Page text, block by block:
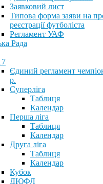
Заявковий лист
Типова форма заяви на
реєстрації футболіста
Регламент УАФ
Рада
Єдиний регламент
р.
Суперліга
Таблиця
Календар
Перша ліга
Таблиця
Календар
Друга ліга
Таблиця
Календар
Кубок
ДЮФЛ